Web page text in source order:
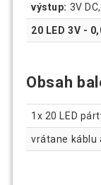
výstup: 3V
20 LED 3V -
Obsah
1x 20 LED
vrátane káblu